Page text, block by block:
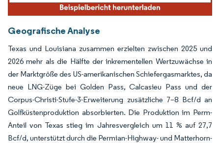
Geografische Analyse
Texas und Louisiana zusammen erzielten zwischen 2025 und
2026 mehr als die Hälfte der inkrementellen Wertzuwächse in
der Marktgröße des US-amerikanischen Schiefergasmarktes, da
neue LNG-Züge bei Golden Pass, Calcasieu Pass und der
Corpus-Christi-Stufe-3-Erweiterung zusätzliche 7–8 Bcf/d an
Golfküstenproduktion absorbierten. Die Produktion im Perm-
Anteil von Texas stieg im Jahresvergleich um 11 % auf 27,7
Bcf/d, unterstützt durch die Permian-Highway- und Matterhorn-